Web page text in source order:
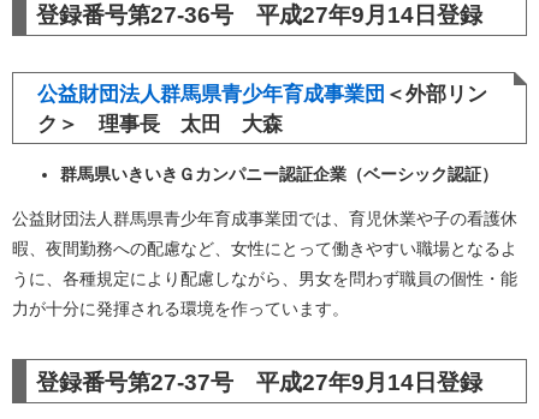
登録番号第27-36号 平成27年9月14日登録
公益財団法人群馬県青少年育成事業団 ＜外部リン
ク＞
理事長 太田 大森
群馬県いきいきＧカンパニー認証企業（ベーシック認証）
公益財団法人群馬県青少年育成事業団では、育児休業や子の看護休
暇、夜間勤務への配慮など、女性にとって働きやすい職場となるよ
うに、各種規定により配慮しながら、男女を問わず職員の個性・能
力が十分に発揮される環境を作っています。
登録番号第27-37号 平成27年9月14日登録